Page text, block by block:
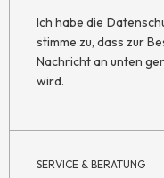
Ich habe die
stimme zu, dass zur
Nachricht an unten
wird.
SERVICE & BERATUNG